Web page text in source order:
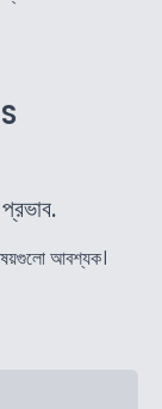
আবশ্যক।